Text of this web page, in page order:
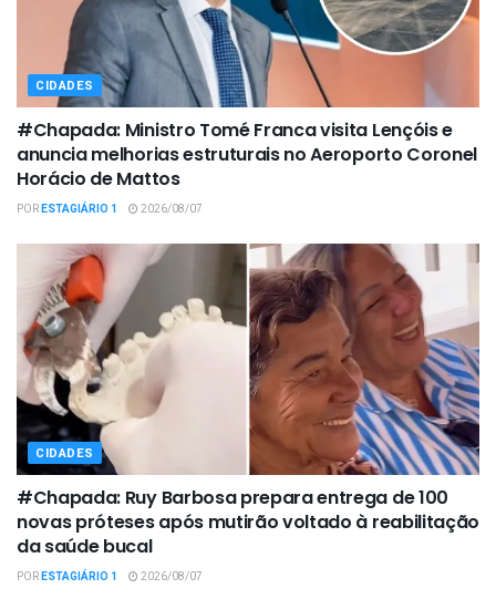
CIDADES
#Chapada: Ministro Tomé Franca visita Lençóis e
anuncia melhorias estruturais no Aeroporto Coronel
Horácio de Mattos
PORESTAGIÁRIO 1 2026/08/07
CIDADES
#Chapada: Ruy Barbosa prepara entrega de 100
novas próteses após mutirão voltado à reabilitação
da saúde bucal
PORESTAGIÁRIO 1 2026/08/07